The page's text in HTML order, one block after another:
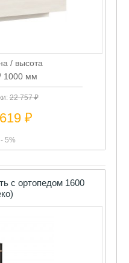
/ высота
1000 мм
22 757 ₽
₽
5%
с ортопедом 1600